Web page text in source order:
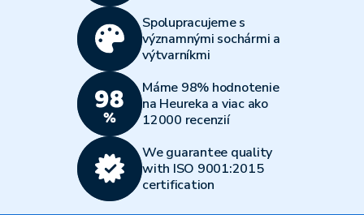
Spolupracujeme s
významnými sochármi a
výtvarníkmi
Máme 98% hodnotenie
na Heureka a viac ako
12000 recenzií
We guarantee quality
with ISO 9001:2015
certification